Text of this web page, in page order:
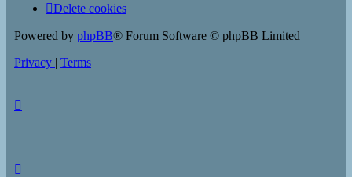
Delete cookies
Powered by phpBB® Forum Software © phpBB Limited
Privacy | Terms